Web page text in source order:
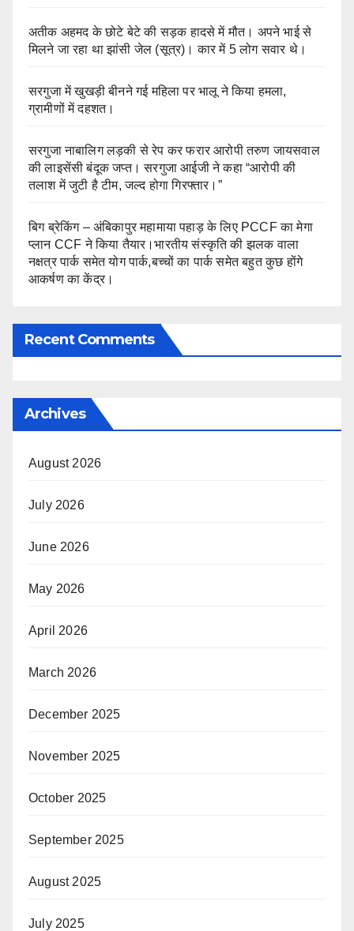
अतीक अहमद के छोटे बेटे की सड़क हादसे में मौत। अपने भाई से
मिलने जा रहा था झांसी जेल (सूत्र)। कार में 5 लोग सवार थे।
सरगुजा में खुखड़ी बीनने गई महिला पर भालू ने किया हमला,
ग्रामीणों में दहशत।
सरगुजा नाबालिग लड़की से रेप कर फरार आरोपी तरुण जायसवाल
की लाइसेंसी बंदूक जप्त। सरगुजा आईजी ने कहा “आरोपी की
तलाश में जुटी है टीम, जल्द होगा गिरफ्तार।”
बिग ब्रेकिंग – अंबिकापुर महामाया पहाड़ के लिए PCCF का मेगा
प्लान CCF ने किया तैयार।भारतीय संस्कृति की झलक वाला
नक्षत्र पार्क समेत योग पार्क,बच्चों का पार्क समेत बहुत कुछ होंगे
आकर्षण का केंद्र।
Recent Comments
Archives
August 2026
July 2026
June 2026
May 2026
April 2026
March 2026
December 2025
November 2025
October 2025
September 2025
August 2025
July 2025